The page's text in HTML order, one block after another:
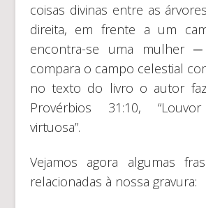
coisas divinas entre as
direita, em frente a um
encontra-se uma mulher
compara o campo celestial
no texto do livro o autor
Provérbios 31:10,
virtuosa”.
Vejamos agora algumas
relacionadas à nossa gravura: